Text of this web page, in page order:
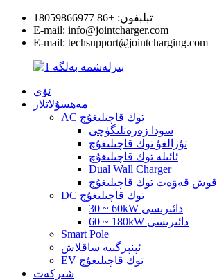
تېلېفون: +86 18059866977
E-mail: info@jointcharger.com
E-mail: techsupport@jointcharging.com
ئۆي
مەھسۇلاتلار
AC توك قاچىلىغۇچ
سودا زەرەتلىگۈچى
تۇرالغۇ توك قاچىلىغۇچ
ئائىلە توك قاچىلىغۇچ
Dual Wall Charger
قوش قەۋەت توك قاچىلىغۇچ
DC توك قاچىلىغۇچ
30 ~ 60kW دائىرىسى
60 ~ 180kW دائىرىسى
Smart Pole
ئېنېرگىيە ساقلاش
EV توك قاچىلىغۇچ
شىركەت